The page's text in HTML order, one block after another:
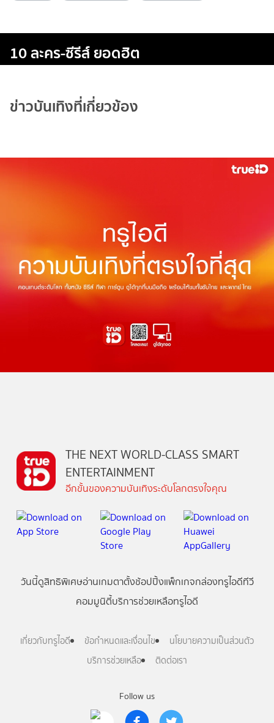
10 ละคร-ซีรีส์ ยอดฮิต
ข่าวบันเทิงที่เกี่ยวข้อง
Follow us
THE NEXT WORLD-CLASS SMART
ENTERTAINMENT
อีกขั้นของความบันเทิงระดับโลกตรงใจคุณ
วันนี้ดูสิทธิพิเศษอ่านเกมตาตั้งช้อปปิ้งแพ็กเกจกล่องทรูไอดีทีวี
คอมมูนิตี้บริการช่วยเหลือทรูไอดี
เกี่ยวกับทรูไอดี ข้อกำหนดและเงื่อนไข
นโยบายความเป็นส่วนตัว
บริการช่วยเหลือ
ติดต่อเรา